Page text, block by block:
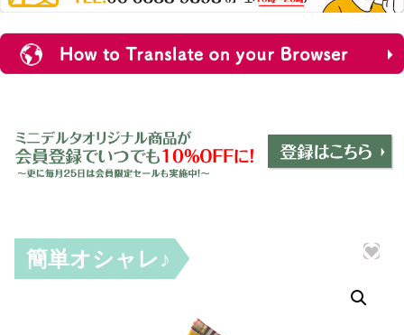
対象商品
新入荷
ミニデルタオリジナルパーツ
エクステリア
エレクトリック
簡単オシャレ♪